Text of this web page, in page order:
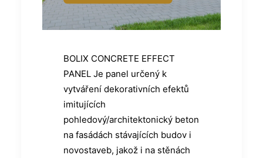
BOLIX CONCRETE EFFECT
PANEL Je panel určený k
vytváření dekorativních efektů
imitujících
pohledový/architektonický beton
na fasádách stávajících budov i
novostaveb, jakož i na stěnách